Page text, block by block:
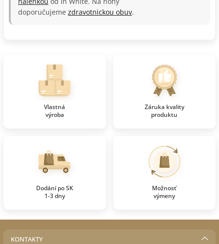
doporučujeme zdravotnickou obuv.
Vlastná
výroba
Záruka kvality
produktu
Dodání po SK
1-3 dny
Možnosť
výmeny
KONTAKTY